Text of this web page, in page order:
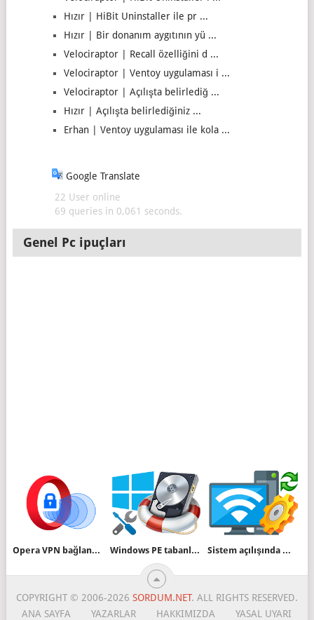
Hızır | HiBit Uninstaller ile pr ...
Hızır | Bir donanım aygıtının yü ...
Velociraptor | Recall özelliğini d ...
Velociraptor | Ventoy uygulaması i ...
Velociraptor | Açılışta belirlediğ ...
Hızır | Açılışta belirlediğiniz ...
Erhan | Ventoy uygulaması ile kola ...
Google Translate
22 User online
69 queries in 0,061 seconds.
Genel Pc ipuçları
Opera VPN bağlanmıyor sorunu ve çözümü Windows PE tabanlı Bootable USB oluşturalım Sistem açılışında Mobil Etkin nokta otomatik başlasın
COPYRIGHT © 2006-2026 SORDUM.NET. ALL RIGHTS RESERVED.
ANA SAYFA
YAZARLAR HAKKIMIZDA YASAL UYARI